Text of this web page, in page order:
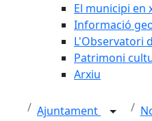
El municipi en
Informació
L'Observatori
Patrimoni
Arxiu
Ajuntament